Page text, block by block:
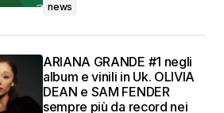
news
ARIANA GRANDE #1 negli
album e vinili in Uk. OLIVIA
DEAN e SAM FENDER
sempre più da record nei